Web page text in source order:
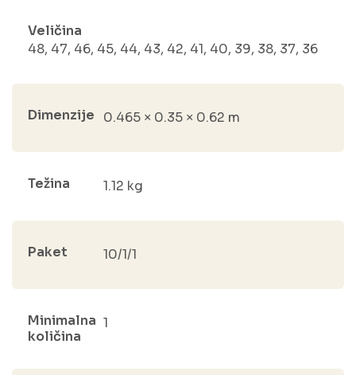
Veličina
48, 47, 46, 45, 44, 43, 42, 41, 40, 39, 38, 37, 36
Dimenzije 0.465 × 0.35 × 0.62 m
Težina 1.12 kg
Paket 10/1/1
Minimalna
količina
1